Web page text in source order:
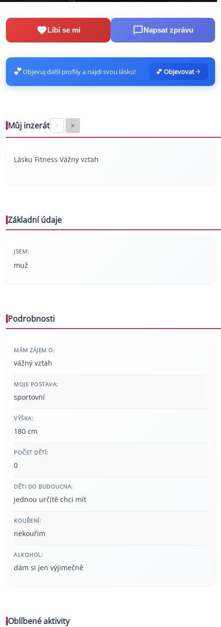
Líbí se mi Napsat zprávu
💕Objevuj další profily a najdi svou lásku! 💕 Objevovat
Můj inzerát < >
Lásku Fitness Vážny vzťah
Základní údaje
JSEM:
muž
Podrobnosti
MÁM ZÁJEM O:
vážný vztah
MOJE POSTAVA:
sportovní
VÝŠKA:
180 cm
POČET DĚTÍ:
0
DĚTI DO BUDOUCNA:
jednou určitě chci mít
KOUŘENÍ:
nekouřím
ALKOHOL:
dám si jen výjimečně
Oblíbené aktivity